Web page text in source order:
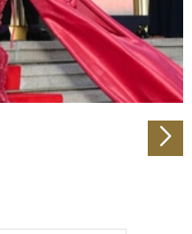
und Anzeigen zu
soziale Medien anbieten
unsere Website zu
Informationen zu Ihrer
unsere Partner für
möglicherweise mit
Sie ihnen bereitgestellt